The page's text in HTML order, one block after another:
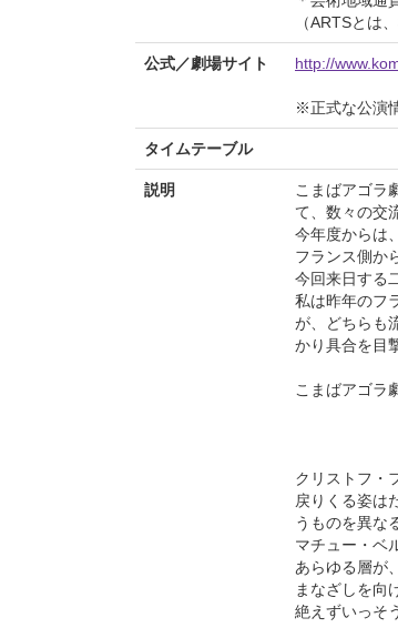
（ARTSとは
公式／劇場サイト http://
※正式な公演
タイムテーブル
説明
こまばアゴラ
て、数々の交
今年度からは
フランス側か
今回来日する
私は昨年のフ
が、どちらも
かり具合を目
こまばアゴラ
クリストフ・
戻りくる姿は
うものを異な
マチュー・ベ
あらゆる層が
まなざしを向
絶えずいっそ